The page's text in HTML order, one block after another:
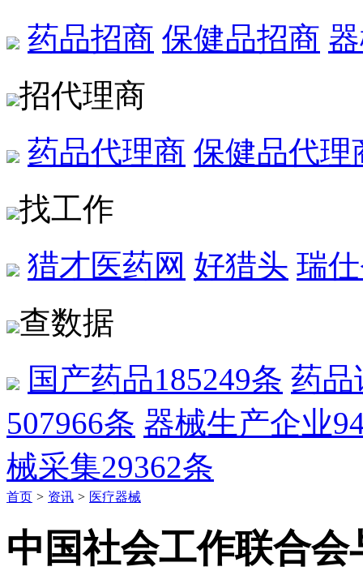
药品招商 保健品招商
招代理商
药品代理商 保健品代理
找工作
猎才医药网 好猎头 瑞
查数据
国产药品185249条 药品
507966条 器械生产企业
械采集29362条
首页 > 资讯 > 医疗器械
中国社会工作联合